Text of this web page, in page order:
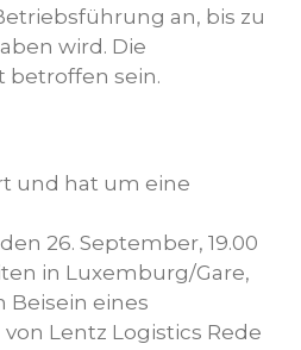
an, bis zu
wird. Die
betroffen sein.
und hat um eine
26. September, 19.00
in Luxemburg/Gare,
Beisein eines
Lentz Logistics Rede